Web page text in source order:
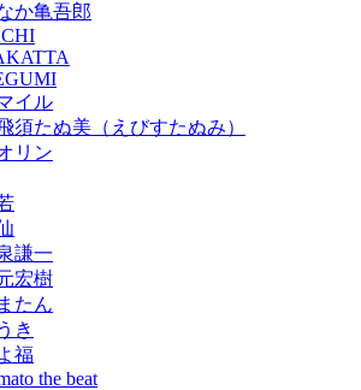
か亀吾郎
イル
須たぬ美（えびすたぬみ）
リン
謙一
宏樹
たん
き
福
the beat